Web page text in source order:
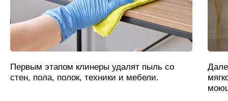
Первым этапом клинеры удалят пыль со
стен, пола, полок, техники и мебели.